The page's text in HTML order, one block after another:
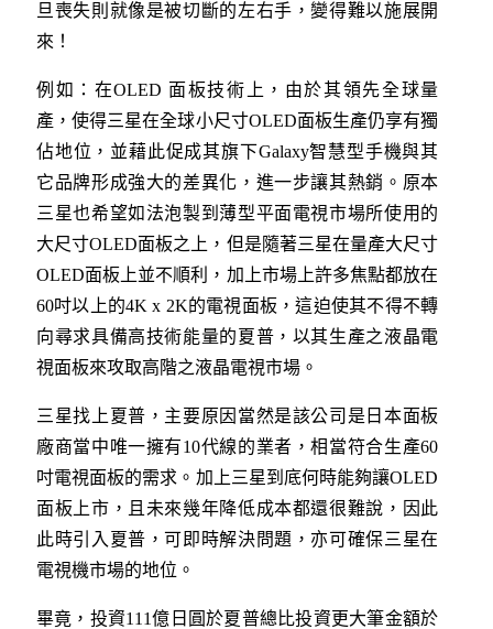
旦喪失則就像是被切斷的左右手，變得難以施展開
來！
例如：在OLED 面板技術上，由於其領先全球量
產，使得三星在全球小尺寸OLED面板生產仍享有獨
佔地位，並藉此促成其旗下Galaxy智慧型手機與其
它品牌形成強大的差異化，進一步讓其熱銷。原本
三星也希望如法泡製到薄型平面電視市場所使用的
大尺寸OLED面板之上，但是隨著三星在量產大尺寸
OLED面板上並不順利，加上市場上許多焦點都放在
60吋以上的4K x 2K的電視面板，這迫使其不得不轉
向尋求具備高技術能量的夏普，以其生產之液晶電
視面板來攻取高階之液晶電視市場。
三星找上夏普，主要原因當然是該公司是日本面板
廠商當中唯一擁有10代線的業者，相當符合生產60
吋電視面板的需求。加上三星到底何時能夠讓OLED
面板上市，且未來幾年降低成本都還很難說，因此
此時引入夏普，可即時解決問題，亦可確保三星在
電視機市場的地位。
畢竟，投資111億日圓於夏普總比投資更大筆金額於